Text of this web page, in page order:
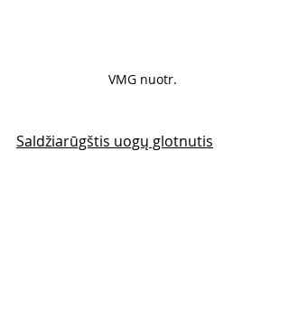
VMG nuotr.
Saldžiarūgštis uogų glotnutis